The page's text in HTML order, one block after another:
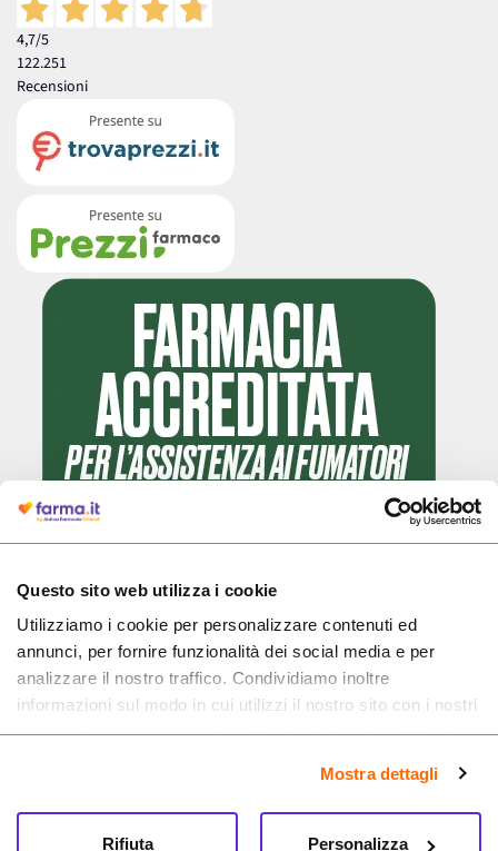
Questo sito web utilizza i cookie
Utilizziamo i cookie per personalizzare contenuti ed
annunci, per fornire funzionalità dei social media e per
analizzare il nostro traffico. Condividiamo inoltre
informazioni sul modo in cui utilizzi il nostro sito con i nostri
partner che si occupano di analisi dei dati web, pubblicità e
informazioni che hai fornito loro o che hanno raccolto dal
tuo utilizzo dei loro servizi.
Mostra dettagli
Personalizza
Rifiuta
4,7/5
122.251
Recensioni
Cliccando il badge, puoi verificare che Farma.it è un'entità regolarmente
autorizzata dal Ministero della Salute a effettuare la vendita online di
medicinali.